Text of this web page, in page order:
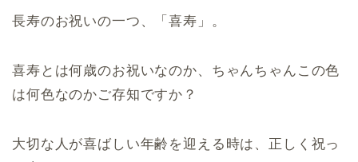
長寿のお祝いの一つ、「喜寿」。
喜寿とは何歳のお祝いなのか、ちゃんちゃんこの色
は何色なのかご存知ですか？
大切な人が喜ばしい年齢を迎える時は、正しく祝っ